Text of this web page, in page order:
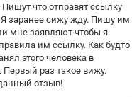
что отправят ссылку
Я заранее сижу жду. Пишу им
мне заявляют чтобы я
им ссылку. Как будто
этого человека в
Первый раз такое вижу.
отзыв!